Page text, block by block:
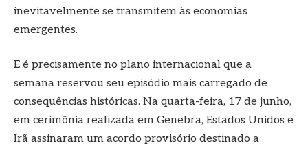
inevitavelmente se transmitem às economias
emergentes.
E é precisamente no plano internacional que a
semana reservou seu episódio mais carregado de
consequências históricas. Na quarta-feira, 17 de junho,
em cerimônia realizada em Genebra, Estados Unidos e
Irã assinaram um acordo provisório destinado a